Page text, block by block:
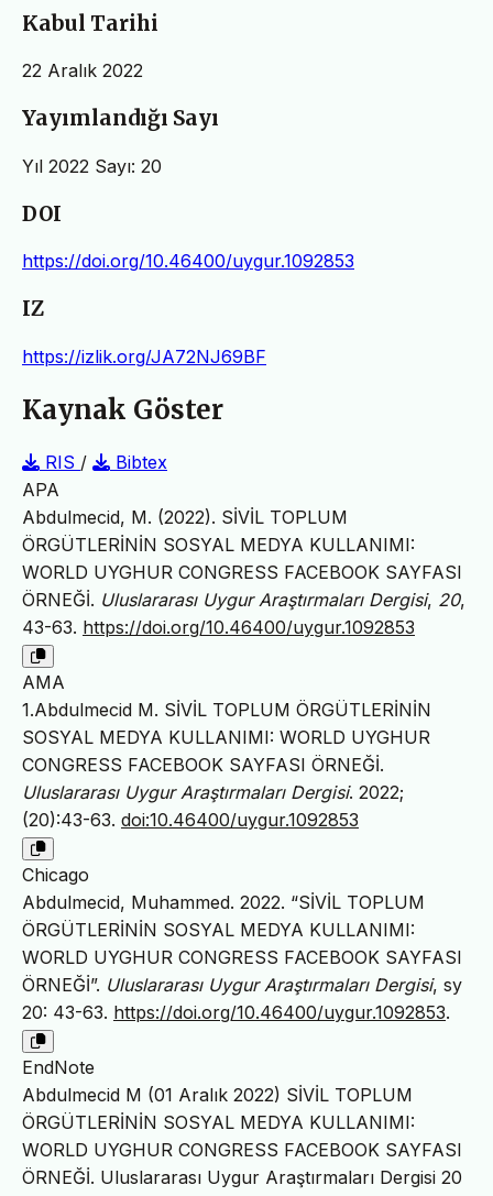
Kabul Tarihi
22 Aralık 2022
Yayımlandığı Sayı
Yıl 2022 Sayı: 20
DOI
https://doi.org/10.46400/uygur.1092853
IZ
https://izlik.org/JA72NJ69BF
Kaynak Göster
RIS /
Bibtex
APA
Abdulmecid, M. (2022). SİVİL TOPLUM
ÖRGÜTLERİNİN SOSYAL MEDYA KULLANIMI:
WORLD UYGHUR CONGRESS FACEBOOK SAYFASI
ÖRNEĞİ. Uluslararası Uygur Araştırmaları Dergisi, 20,
43-63. https://doi.org/10.46400/uygur.1092853
AMA
1.Abdulmecid M. SİVİL TOPLUM ÖRGÜTLERİNİN
SOSYAL MEDYA KULLANIMI: WORLD UYGHUR
CONGRESS FACEBOOK SAYFASI ÖRNEĞİ.
Uluslararası Uygur Araştırmaları Dergisi. 2022;
(20):43-63. doi:10.46400/uygur.1092853
Chicago
Abdulmecid, Muhammed. 2022. “SİVİL TOPLUM
ÖRGÜTLERİNİN SOSYAL MEDYA KULLANIMI:
WORLD UYGHUR CONGRESS FACEBOOK SAYFASI
ÖRNEĞİ”. Uluslararası Uygur Araştırmaları Dergisi, sy
20: 43-63. https://doi.org/10.46400/uygur.1092853.
EndNote
Abdulmecid M (01 Aralık 2022) SİVİL TOPLUM
ÖRGÜTLERİNİN SOSYAL MEDYA KULLANIMI:
WORLD UYGHUR CONGRESS FACEBOOK SAYFASI
ÖRNEĞİ. Uluslararası Uygur Araştırmaları Dergisi 20